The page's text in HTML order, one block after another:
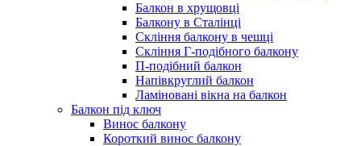
Балкон в хрущовці
Балкону в Сталінці
Скління балкону в чешці
Скління Г-подібного балкону
П-подібний балкон
Напівкруглий балкон
Ламіновані вікна на балкон
Балкон під ключ
Винос балкону
Короткий винос балкону